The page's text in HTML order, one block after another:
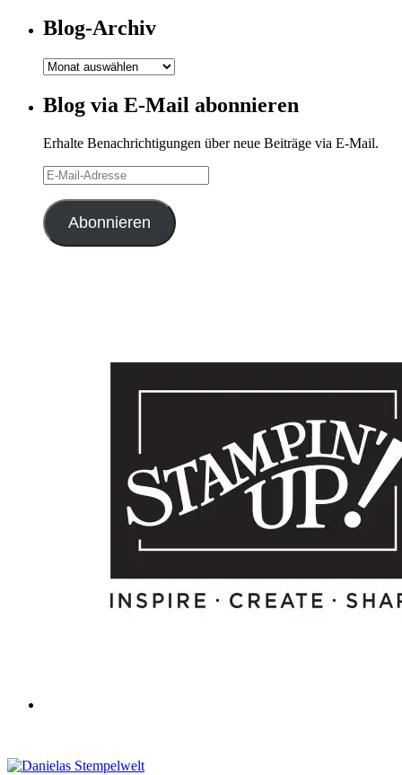
Blog-Archiv
Blog-
Blog via E-Mail abonnieren
Erhalte Benachrichtigungen über neue Beiträge via E-Mail.
E-
Mail-
Adresse
Abonnieren